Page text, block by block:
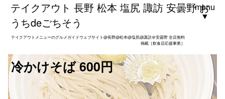
テイクアウト 長野 松本 塩尻 諏訪 安曇野 お
うちdeごちそう
テイクアウトメニューのグルメガイドウェブサイト@長野@松本@塩尻@諏訪＠安曇野 全店無料
掲載［飲食店応援事業］
menu
▼
冷かけそば 600円